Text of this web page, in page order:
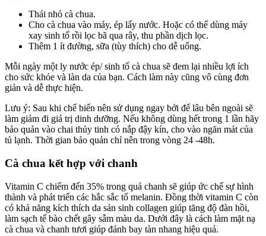
Thái nhỏ cà chua.
Cho cà chua vào máy, ép lấy nước. Hoặc có thể dùng máy
xay sinh tố rồi lọc bã qua rây, thu phần dịch lọc.
Thêm 1 ít đường, sữa (tùy thích) cho dễ uống.
Mỗi ngày một ly nước ép/ sinh tố cà chua sẽ đem lại nhiều lợi ích
cho sức khỏe và làn da của bạn. Cách làm này cũng vô cùng đơn
giản và dễ thực hiện.
Lưu ý: Sau khi chế biến nên sử dụng ngay bởi để lâu bên ngoài sẽ
làm giảm đi giá trị dinh dưỡng. Nếu không dùng hết trong 1 lần hãy
bảo quản vào chai thủy tinh có nắp đậy kín, cho vào ngăn mát của
tủ lạnh. Thời gian bảo quản chỉ nên trong vòng 24 -48h.
Cà chua kết hợp với chanh
Vitamin C chiếm đến 35% trong quả chanh sẽ giúp ức chế sự hình
thành và phát triển các hắc sắc tố melanin. Đồng thời vitamin C còn
có khả năng kích thích da sản sinh collagen giúp tăng độ đàn hồi,
làm sạch tế bào chết gây sẫm màu da. Dưới đây là cách làm mặt nạ
cà chua và chanh tươi giúp đánh bay tàn nhang hiệu quả.